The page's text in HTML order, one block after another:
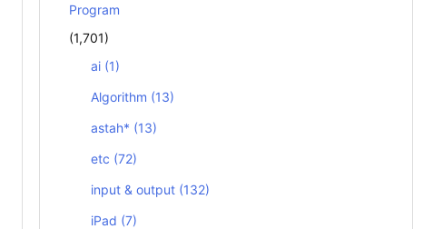
Program
(1,701)
ai (1)
Algorithm (13)
astah* (13)
etc (72)
input & output (132)
iPad (7)